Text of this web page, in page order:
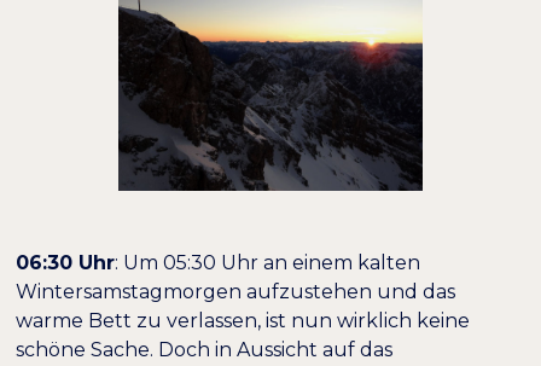
Bildschirmleser
Inhaltsskalierung 100%
Schriftgröße 100%
Buchstabenabstand 100% −
06:30 Uhr: Um 05:30 Uhr an einem kalten
Wintersamstagmorgen aufzustehen und das
warme Bett zu verlassen, ist nun wirklich keine
schöne Sache. Doch in Aussicht auf das